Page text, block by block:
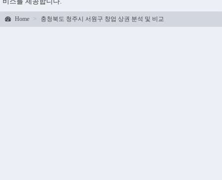
Home 충청북도 청주시 서원구 창업 상권 분석 및 비교